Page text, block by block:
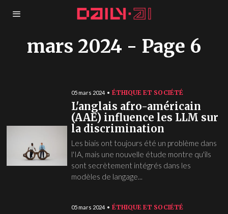
mars 2024 - Page 6
05 mars 2024 ÉTHIQUE ET SOCIÉTÉ
L'anglais afro-américain
(AAE) influence les LLM sur
la discrimination
Les biais ont toujours été un problème dans
l'IA, mais une nouvelle étude montre qu'ils
sont secrètement intégrés dans les
modèles de langage...
05 mars 2024 ÉTHIQUE ET SOCIÉTÉ